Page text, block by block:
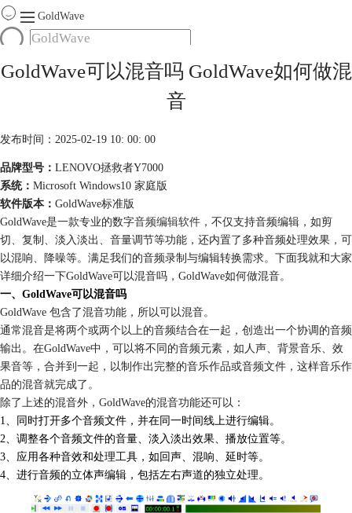
GoldWave
产品
购买
GoldWave可以混音吗 GoldWave如何做混
音
发布时间：2025-02-19 10: 00: 00
品牌型号： LENOVO拯救者Y7000
系统： Microsoft Windows10 家庭版
软件版本： GoldWave标准版
GoldWave是一款专业的数字音频编辑软件 ，不仅支持音频编辑，如剪
切、复制、淡入淡出、音量调节等功能，还内置了多种音频处理效果，可
以混响、降噪等。满足我们的音频录制与编辑转换需求。下面我就和大家
详细介绍一下GoldWave可以混音吗，GoldWave如何做混音。
一、GoldWave可以混音吗
GoldWave 包含了混音功能，所以可以混音。
通常混音是将两个或两个以上的音频结合在一起，创造出一个协调的音频
输出。在GoldWave中，可以将不同的音频元素，如人声、背景音乐、效
果音等，合并到一起，以制作出完整的音乐作品或音频文件，这样音乐作
品的混音就完成了。
除了上述的混音外，GoldWave的混音功能还可以：
1、同时打开多个音频文件，并在同一时间线上进行编辑。
2、调整各个音频文件的音量、淡入淡出效果、播放位置等。
3、应用各种音效和处理工具，如回声、混响、延时等。
4、进行音频的立体声编辑，包括左右声道的独立处理。